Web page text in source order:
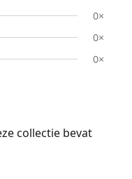
0×
0×
0×
collectie bevat